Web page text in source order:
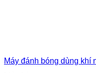
Máy đánh bóng dùng khí